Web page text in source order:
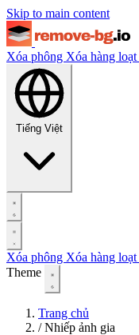
Skip to main content
Xóa phông Xóa hàng loạt
Tiếng Việt
Xóa phông Xóa hàng loạt
Theme
Trang chủ
/ Nhiếp ảnh gia